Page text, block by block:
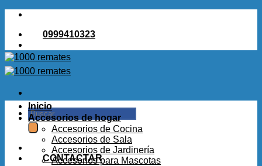
Saltar
contenido0999410323
Buscar
por:
CONTACTAR
Inicio
Accesorios de hogar
Accesorios de Cocina
Accesorios de Sala
Accesorios de Jardinería
Accesorios para Mascotas